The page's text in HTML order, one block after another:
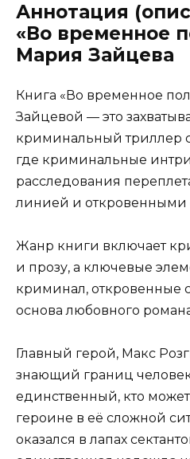
Аннотация
«Во временное
Мария Зайцева
Книга «Во временное
Зайцевой — это
криминальный триллер
где криминальные
расследования
линией и откровенными
Жанр книги включает
и прозу, а ключевые
криминал, откровенные
основа любовного
Главный герой, Макс
знающий границ
единственный, кто
героине в её сложной
оказался в лапах